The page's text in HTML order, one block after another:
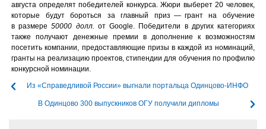
августа определят победителей конкурса. Жюри выберет 20 человек,
которые будут бороться за главный приз — грант на обучение
в размере50000 долл. от Google. Победители в других категориях
также получают денежные премии в дополнение к возможностям
посетить компании, предоставляющие призы в каждой из номинаций,
гранты на реализацию проектов, стипендии для обучения по профилю
конкурсной номинации.
Из «Справедливой России» выгнали портальца Одинцово-ИНФО
В Одинцово 300 выпускников ОГУ получили дипломы